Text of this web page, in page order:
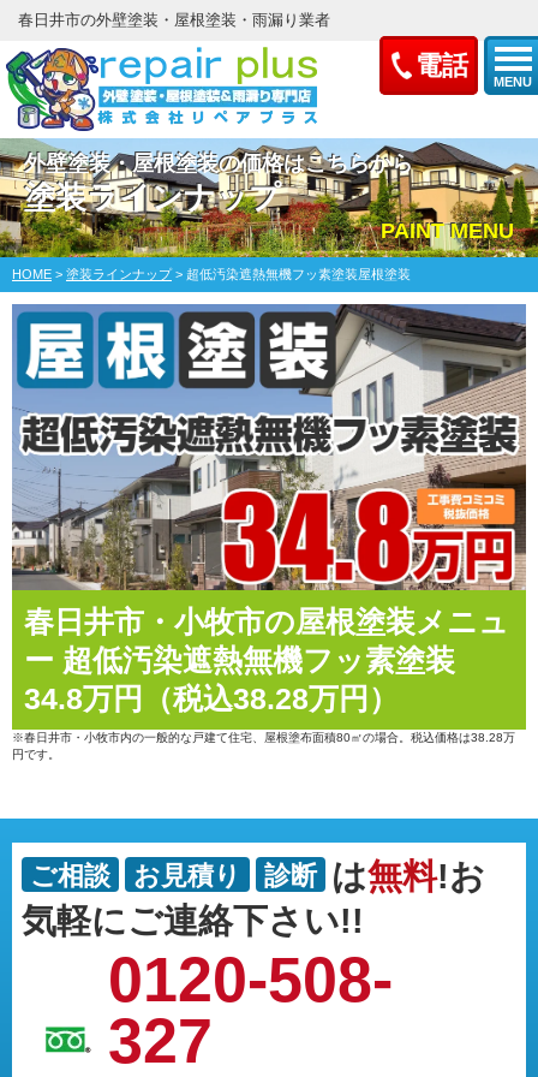
電話
MENU
春日井市の外壁塗装・屋根塗装・雨漏り業者
外壁塗装・屋根塗装の価格はこちらから
塗装ラインナップ
PAINT MENU
HOME > 塗装ラインナップ> 超低汚染遮熱無機フッ素塗装屋根塗装
春日井市・小牧市の屋根塗装メニュ
ー 超低汚染遮熱無機フッ素塗装
34.8万円（税込38.28万円）
※春日井市・小牧市内の一般的な戸建て住宅、屋根塗布面積80㎡の場合。税込価格は38.28万
円です。
ご相談 お見積り 診断 は無料!お
気軽にご連絡下さい!!
0120-508-
327